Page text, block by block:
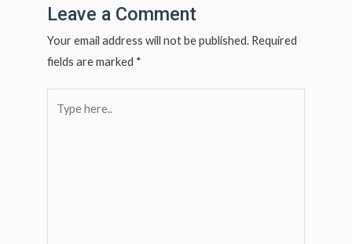
p
p
Leave a Comment
Your email address will not be published. Required
fields are marked *